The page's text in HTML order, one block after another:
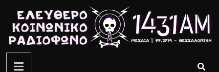
περιεχόμενο
ελεύθερο